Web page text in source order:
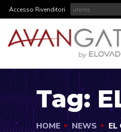
Accesso Rivenditori
Tag:
HOME NEWS EL